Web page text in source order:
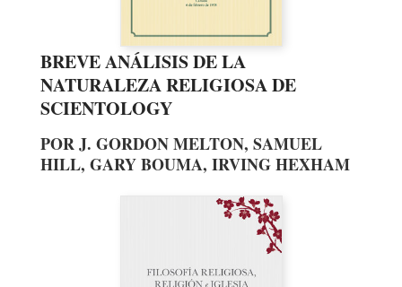
BREVE ANÁLISIS DE LA
NATURALEZA RELIGIOSA DE
SCIENTOLOGY
POR J. GORDON MELTON, SAMUEL
HILL, GARY BOUMA, IRVING HEXHAM